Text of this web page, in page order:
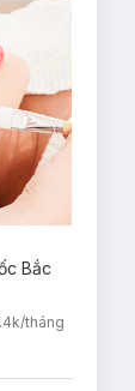
Bắc
tháng